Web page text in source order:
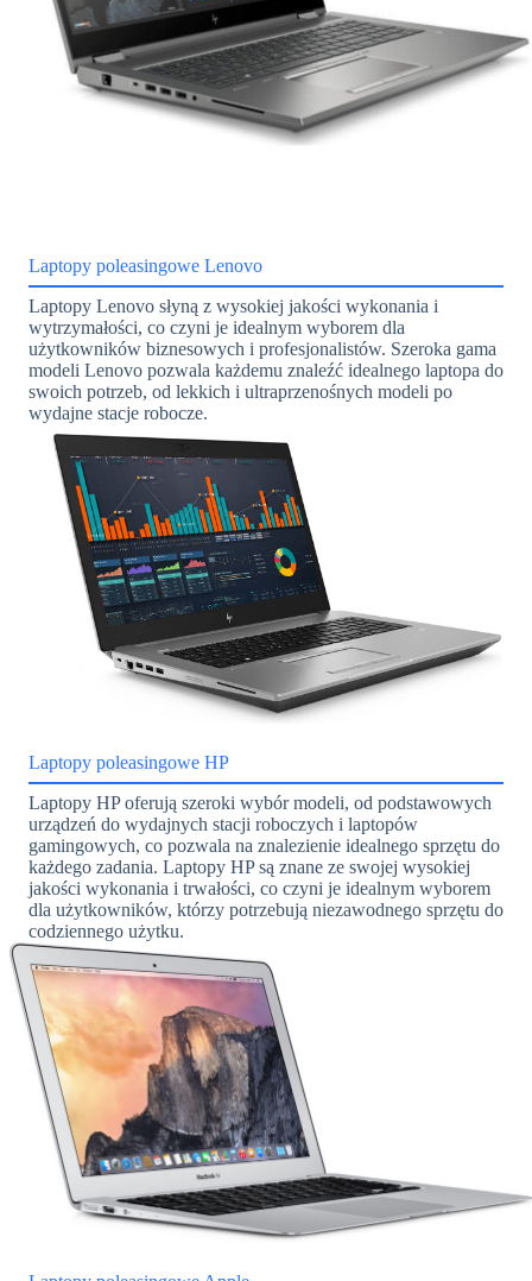
Laptopy poleasingowe Lenovo
Laptopy Lenovo słyną z wysokiej jakości wykonania i
wytrzymałości, co czyni je idealnym wyborem dla
użytkowników biznesowych i profesjonalistów. Szeroka gama
modeli Lenovo pozwala każdemu znaleźć idealnego laptopa do
swoich potrzeb, od lekkich i ultraprzenośnych modeli po
wydajne stacje robocze.
Laptopy poleasingowe HP
Laptopy HP oferują szeroki wybór modeli, od podstawowych
urządzeń do wydajnych stacji roboczych i laptopów
gamingowych, co pozwala na znalezienie idealnego sprzętu do
każdego zadania. Laptopy HP są znane ze swojej wysokiej
jakości wykonania i trwałości, co czyni je idealnym wyborem
dla użytkowników, którzy potrzebują niezawodnego sprzętu do
codziennego użytku.